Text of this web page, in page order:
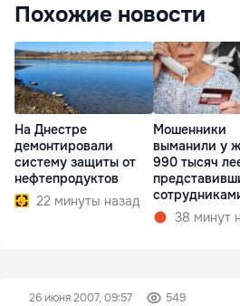
Похожие новости
На Днестре
демонтировали
систему защиты от
нефтепродуктов
22 минуты назад
Мошенники
выманили у
990 тысяч
СИБ38 минут
26 июня 2007, 09:57 549